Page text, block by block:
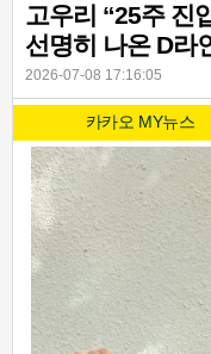
고우리 “25주 진
선명히 나온 D라
2026-07-08 17:16:05
카카오 MY뉴스